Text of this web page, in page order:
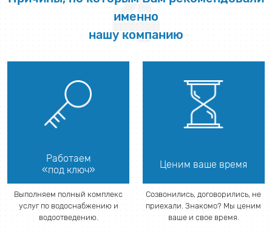
именно
нашу компанию
Работаем
«под ключ»
Выполняем полный комплекс
услуг по водоснабжению и
водоотведению.
Ценим ваше время
Созвонились, договорились, не
приехали. Знакомо? Мы ценим
ваше и свое время.